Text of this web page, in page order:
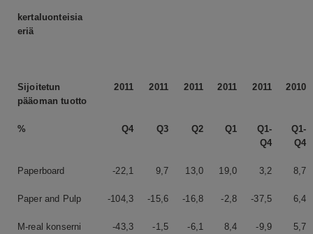
kertaluonteisia
eriä
Sijoitetun
pääoman tuotto
2011 2011 2011 2011 2011 2010
% Q4 Q3 Q2 Q1
Q1-
Q4
Q1-
Q4
Paperboard -22,1 9,7 13,0 19,0 3,2 8,7
Paper and Pulp -104,3 -15,6 -16,8 -2,8 -37,5 6,4
M-real konserni -43,3 -1,5 -6,1 8,4 -9,9 5,7